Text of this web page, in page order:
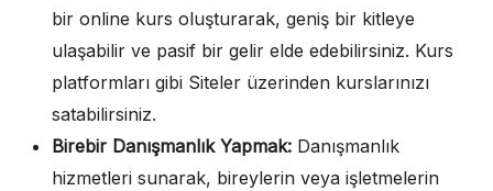
bir online kurs oluşturarak, geniş bir kitleye
ulaşabilir ve pasif bir gelir elde edebilirsiniz. Kurs
platformları gibi Siteler üzerinden kurslarınızı
satabilirsiniz.
Birebir Danışmanlık Yapmak: Danışmanlık
hizmetleri sunarak, bireylerin veya işletmelerin